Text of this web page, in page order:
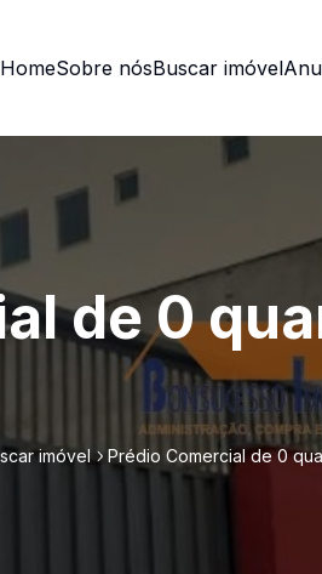
HomeSobre nósBuscar imóvel
de 0
imóvel Prédio Comercial de 0